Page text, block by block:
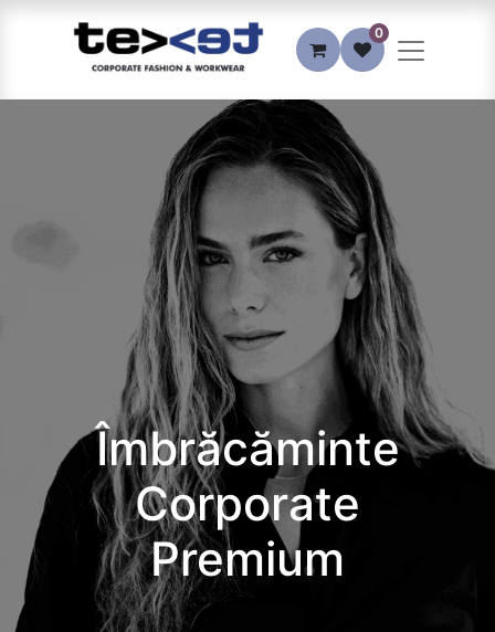
0
Îmbrăcăminte
Corporate
Premium